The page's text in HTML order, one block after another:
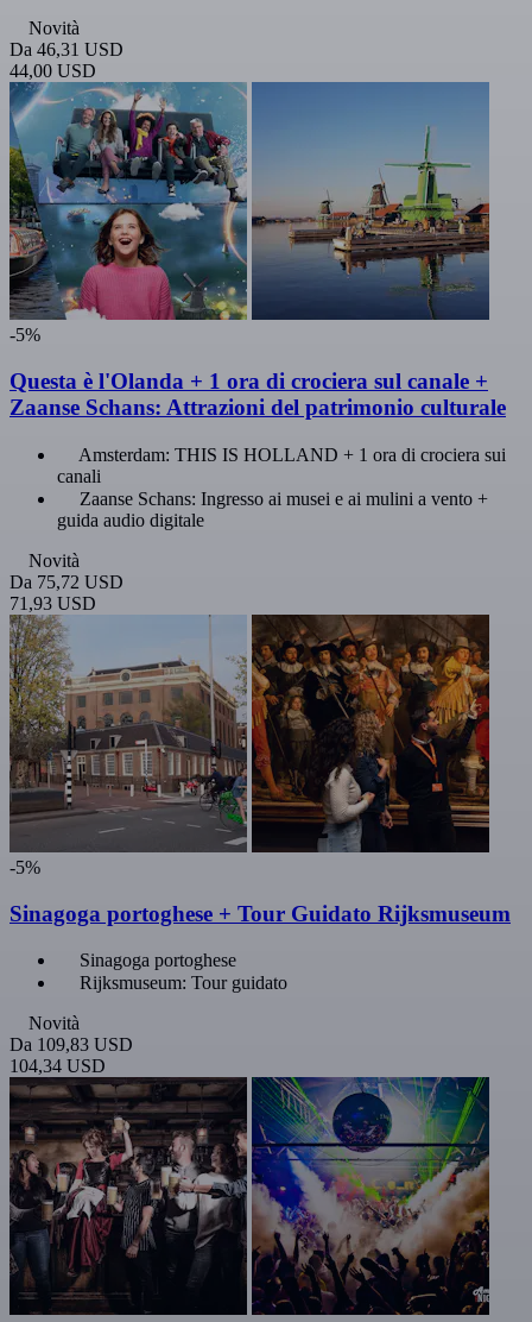
Novità
Da 46,31 USD
44,00 USD
-5%
Questa è l'Olanda + 1 ora di crociera sul canale +
Zaanse Schans: Attrazioni del patrimonio culturale
Amsterdam: THIS IS HOLLAND + 1 ora di crociera sui
canali
Zaanse Schans: Ingresso ai musei e ai mulini a vento +
guida audio digitale
Novità
Da 75,72 USD
71,93 USD
-5%
Sinagoga portoghese + Tour Guidato Rijksmuseum
Sinagoga portoghese
Rijksmuseum: Tour guidato
Novità
Da 109,83 USD
104,34 USD